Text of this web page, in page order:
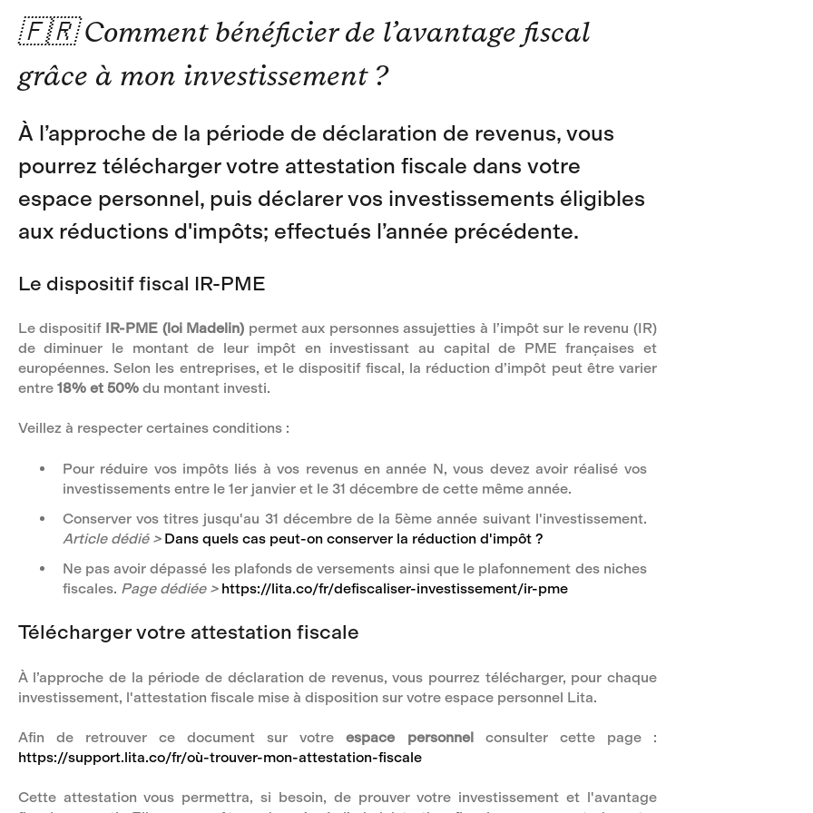
🇫🇷 Comment bénéficier de l’avantage fiscal
grâce à mon investissement ?
À l’approche de la période de déclaration de revenus, vous
pourrez télécharger votre attestation fiscale dans votre
espace personnel, puis déclarer vos investissements éligibles
aux réductions d'impôts; effectués l’année précédente.
Le dispositif fiscal IR-PME
Le dispositif IR-PME (loi Madelin) permet aux personnes assujetties à l’impôt sur le revenu (IR)
de diminuer le montant de leur impôt en investissant au capital de PME françaises et
européennes. Selon les entreprises, et le dispositif fiscal, la réduction d’impôt peut être varier
entre 18% et 50%du montant investi.
Veillez à respecter certaines conditions :
Pour réduire vos impôts liés à vos revenus en année N, vous devez avoir réalisé vos
investissements entre le 1er janvier et le 31 décembre de cette même année.
Conserver vos titres jusqu'au 31 décembre de la 5ème année suivant l'investissement.
Article dédié > Dans quels cas peut-on conserver la réduction d'impôt ?
Ne pas avoir dépassé les plafonds de versements ainsi que le plafonnement des niches
fiscales. Page dédiée > https://lita.co/fr/defiscaliser-investissement/ir-pme
Télécharger votre attestation fiscale
À l’approche de la période de déclaration de revenus, vous pourrez télécharger, pour chaque
investissement, l'attestation fiscale mise à disposition sur votre espace personnel Lita.
Afin de retrouver ce document sur votreespace personnelconsulter cette page :
https://support.lita.co/fr/où-trouver-mon-attestation-fiscale
Cette attestation vous permettra, si besoin, de prouver votre investissement et l'avantage